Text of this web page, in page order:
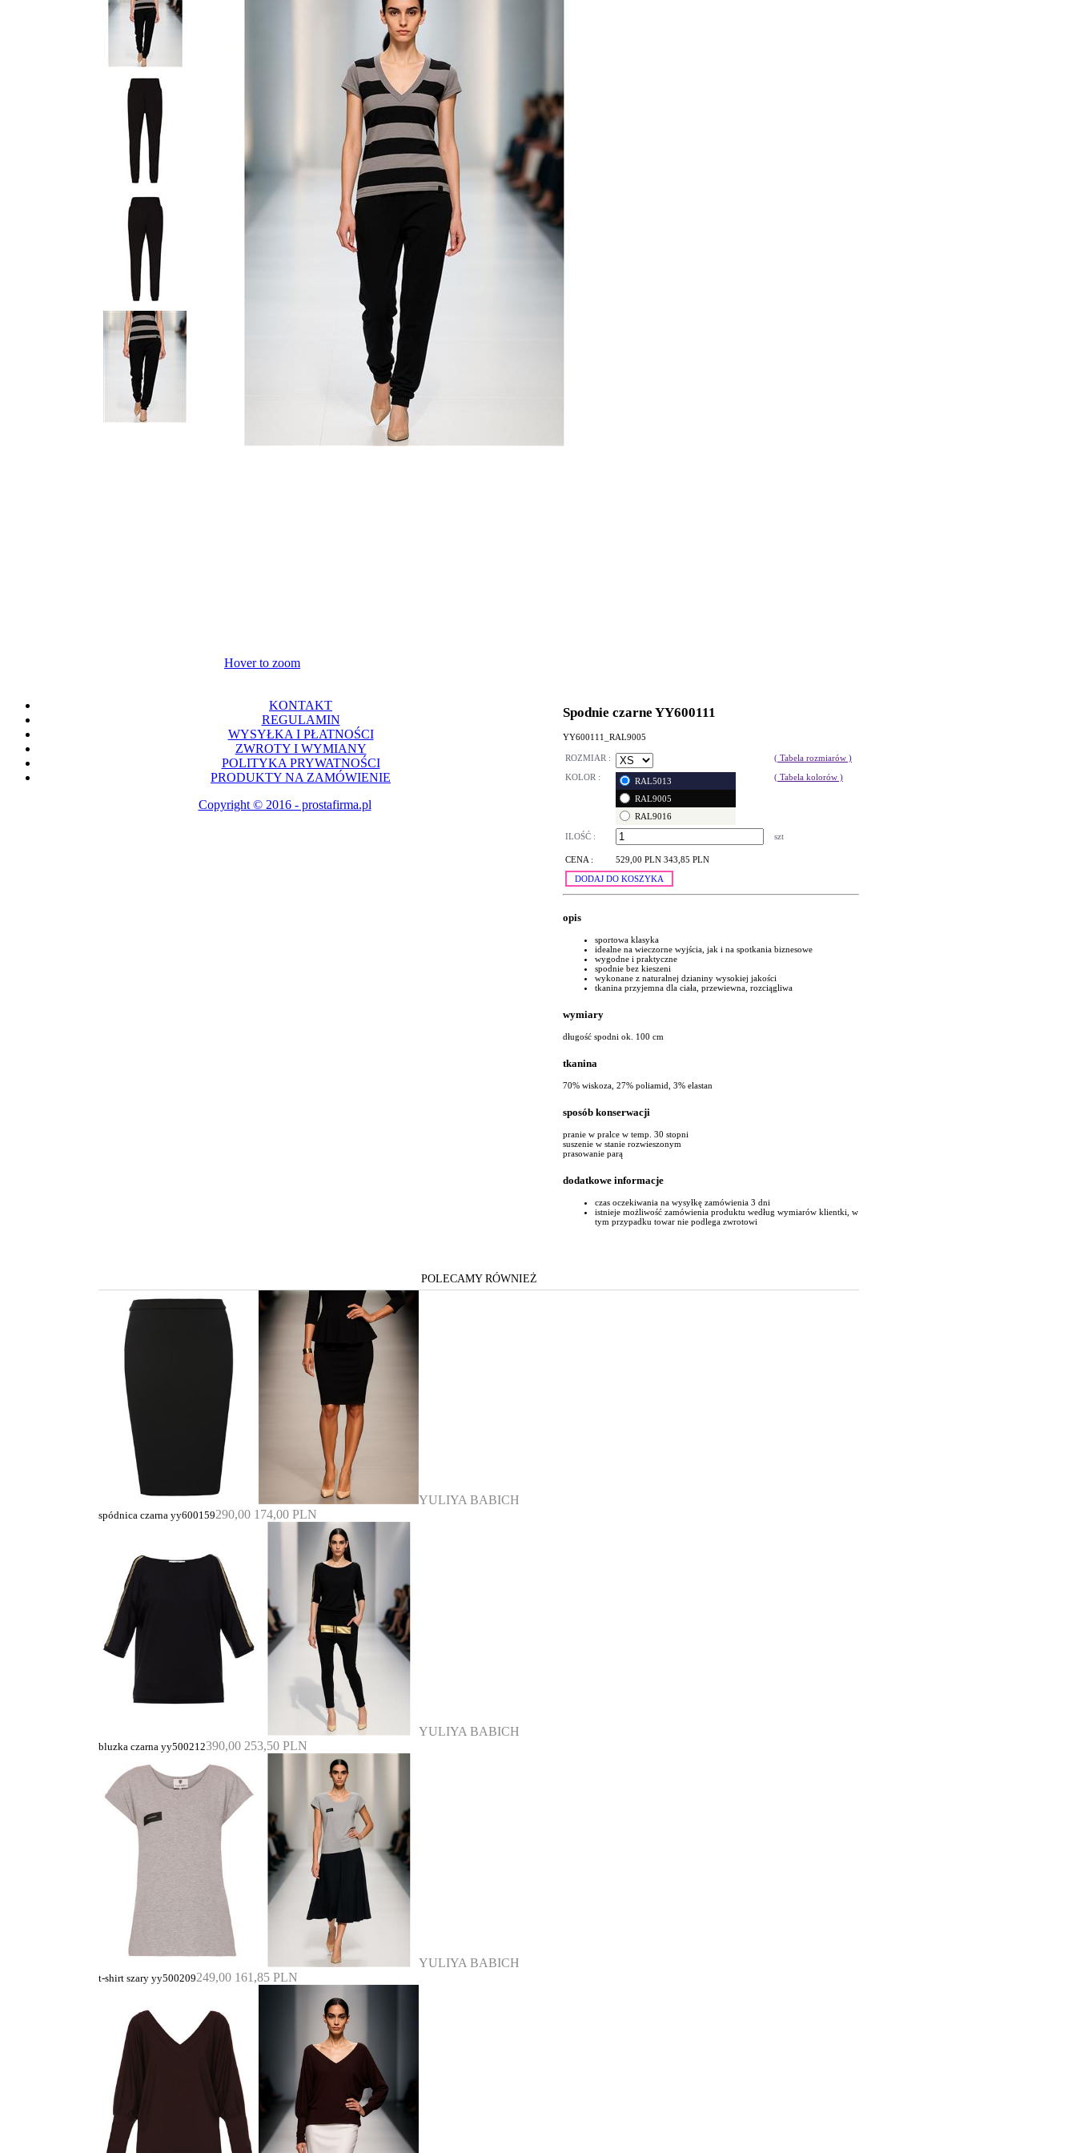
Hover to zoom
Spodnie czarne YY600111
YY600111_RAL9005
ROZMIAR :
( Tabela rozmiarów )
KOLOR :
RAL5013
RAL9005
RAL9016
( Tabela kolorów )
ILOŚĆ : szt
CENA : 529,00 PLN 343,85 PLN
DODAJ DO KOSZYKA
opis
sportowa klasyka
idealne na wieczorne wyjścia, jak i na spotkania biznesowe
wygodne i praktyczne
spodnie bez kieszeni
wykonane z naturalnej dzianiny wysokiej jakości
tkanina przyjemna dla ciała, przewiewna, rozciągliwa
wymiary
długość spodni ok. 100 cm
tkanina
70% wiskoza, 27% poliamid, 3% elastan
sposób konserwacji
pranie w pralce w temp. 30 stopni
suszenie w stanie rozwieszonym
prasowanie parą
dodatkowe informacje
czas oczekiwania na wysyłkę zamówienia 3 dni
istnieje możliwość zamówienia produktu według wymiarów klientki, w
tym przypadku towar nie podlega zwrotowi
POLECAMY RÓWNIEŻ
YULIYA BABICH
spódnica czarna yy600159290,00 174,00 PLN
YULIYA BABICH
bluzka czarna yy500212390,00 253,50 PLN
YULIYA BABICH
t-shirt szary yy500209249,00 161,85 PLN
KONTAKT
REGULAMIN
WYSYŁKA I PŁATNOŚCI
ZWROTY I WYMIANY
POLITYKA PRYWATNOŚCI
PRODUKTY NA ZAMÓWIENIE
Copyright © 2016 - prostafirma.pl